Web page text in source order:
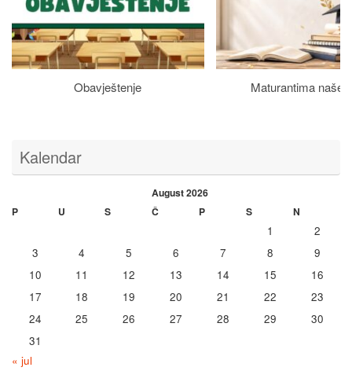
Obavještenje Maturantima naše
Kalendar
August 2026
P
U S Č P S N
1
2
3
4 5 6 7 8
9
10
11 12 13 14 15
16
17
18 19 20 21 22
23
24
25 26 27 28 29
30
31
« jul